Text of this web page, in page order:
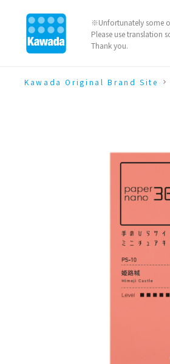
※Unfortunately some
Please use translation
Thank you.
Kawada Original Brand Site